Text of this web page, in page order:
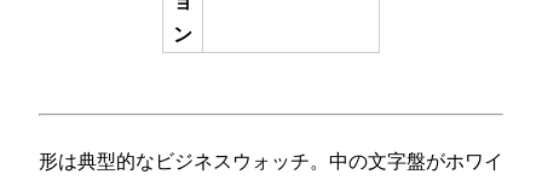
ン
形は典型的なビジネスウォッチ。中の文字盤がホワイ